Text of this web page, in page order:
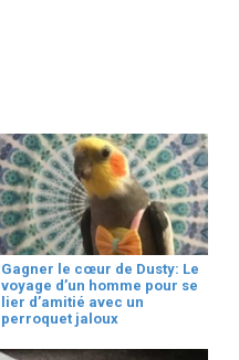
Gagner le cœur de Dusty: Le
voyage d’un homme pour se
lier d’amitié avec un
perroquet jaloux